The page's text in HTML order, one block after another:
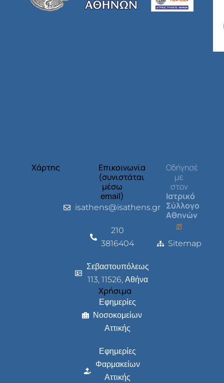
Χάρτης
Επικοινωνία
(συνιστάται
μέσω
email)
isathens@isathens.gr
210
3816404
Σεβαστουπόλεως
113, 11526, Αθήνα
Χρήσιμα
Εφημερίες
Νοσοκομείων
Αττικής
Εφημερίες
Φαρμακείων
Αττικής
Οδήγησέ
με
στον
Ιατρικό
Σύλλογο
Αθηνών
Sitemap